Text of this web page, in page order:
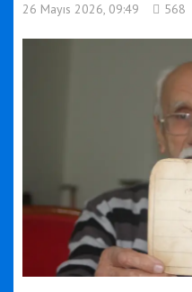
26 Mayıs 2026, 09:49 568